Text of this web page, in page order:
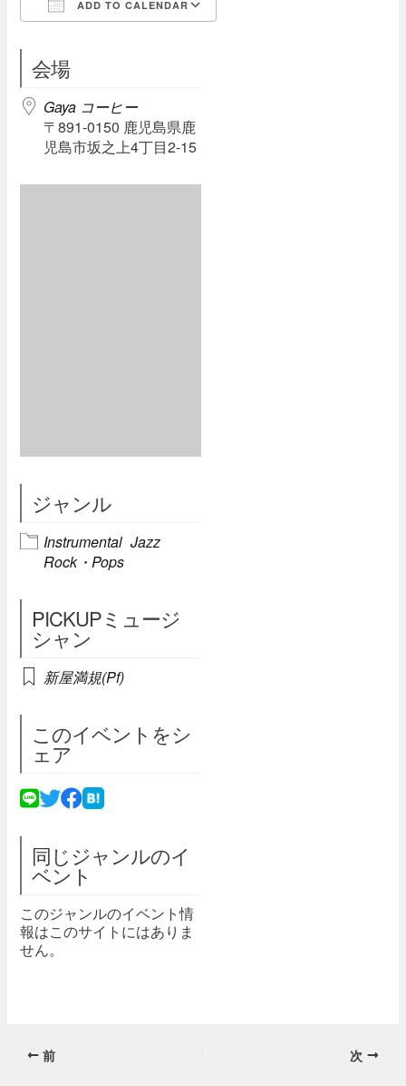
ADD TO CALENDAR
会場
Gaya コーヒー
〒891-0150 鹿児島県鹿
児島市坂之上4丁目2-15
ジャンル
Instrumental Jazz
Rock・Pops
PICKUPミュージ
シャン
新屋満規(Pf)
このイベントをシ
ェア
同じジャンルのイ
ベント
このジャンルのイベント情
報はこのサイトにはありま
せん。
前 次